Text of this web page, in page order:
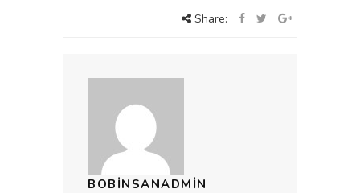
Share:
BOBINSANADMIN